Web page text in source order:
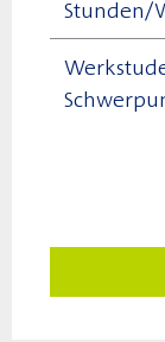
Stunden/